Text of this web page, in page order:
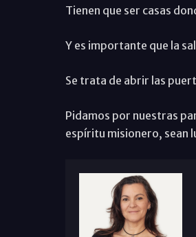
Tienen que ser casas
Y es importante que la
Se trata de abrir las
Pidamos por nuestras
espíritu misionero, sean